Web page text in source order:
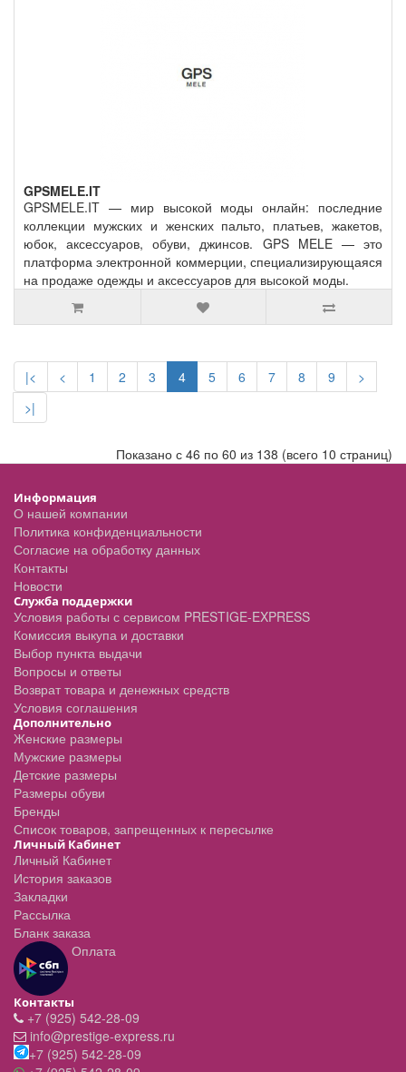
GPSMELE.IT
GPSMELE.IT — мир высокой моды онлайн: последние
коллекции мужских и женских пальто, платьев, жакетов,
юбок, аксессуаров, обуви, джинсов. GPS MELE — это
платформа электронной коммерции, специализирующаяся
на продаже одежды и аксессуаров для высокой моды.
|< < 1 2 3 4 5 6 7 8 9
>
>|
Показано с 46 по 60 из 138 (всего 10 страниц)
Информация
О нашей компании
Политика конфиденциальности
Согласие на обработку данных
Контакты
Новости
Служба поддержки
Условия работы с сервисом PRESTIGE-EXPRESS
Комиссия выкупа и доставки
Выбор пункта выдачи
Вопросы и ответы
Возврат товара и денежных средств
Условия соглашения
Дополнительно
Женские размеры
Мужские размеры
Детские размеры
Размеры обуви
Бренды
Список товаров, запрещенных к пересылке
Личный Кабинет
Личный Кабинет
История заказов
Закладки
Рассылка
Бланк заказа
Оплата
Контакты
+7 (925) 542-28-09
info@prestige-express.ru
+7 (925) 542-28-09